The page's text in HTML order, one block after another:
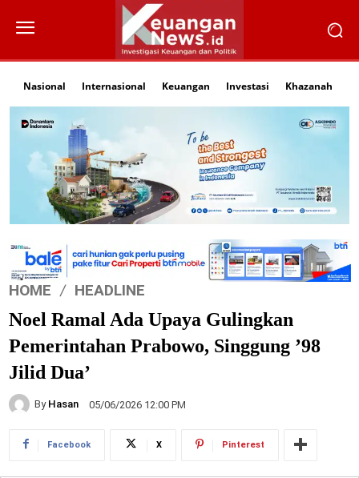
Nasional Internasional Keuangan Investasi Khazanah
HOME HEADLINE
Noel Ramal Ada Upaya Gulingkan
Pemerintahan Prabowo, Singgung ’98
Jilid Dua’
By Hasan 05/06/2026 12:00 PM
Facebook X Pinterest